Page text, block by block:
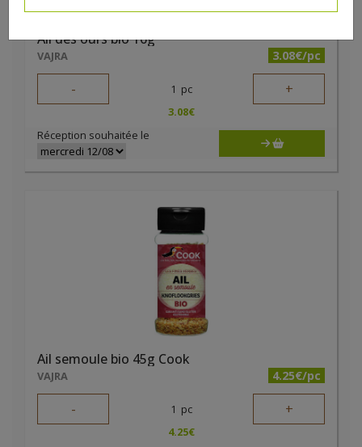
Ail des ours bio 16g
VAJRA 3.08€/pc
- 1 pc +
3.08€
Réception souhaitée le
Ail semoule bio 45g Cook
VAJRA 4.25€/pc
- 1 pc +
4.25€